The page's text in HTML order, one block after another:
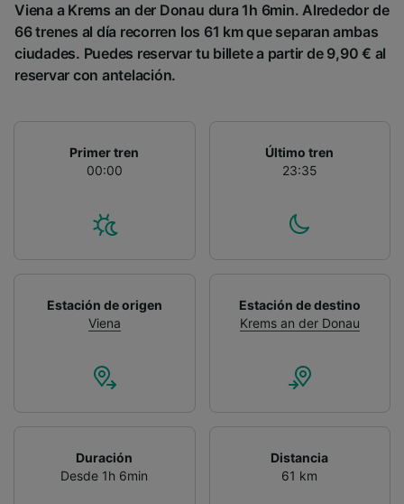
Viena a Krems an der Donau dura 1h 6min. Alrededor de
66 trenes al día recorren los 61 km que separan ambas
ciudades. Puedes reservar tu billete a partir de 9,90 € al
reservar con antelación.
Primer tren
00:00
Último tren
23:35
Estación de origen
Viena
Estación de destino
Krems an der Donau
Duración
Desde 1h 6min
Distancia
61 km